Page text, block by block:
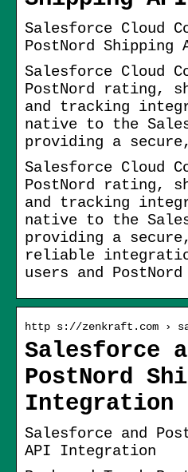
Salesforce Cloud
PostNord
Salesforce Cloud
PostNord rating,
and tracking
native to the
providing a
Salesforce Cloud
PostNord rating,
and tracking
native to the
providing a
reliable
users and
http s://zenkraft.com ›
Salesforce
PostNord
Integration
Salesforce and
API Integration